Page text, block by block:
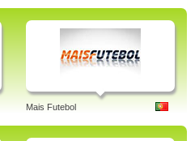
Mais Futebol